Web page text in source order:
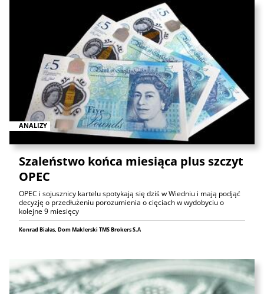
ANALIZY
Szaleństwo końca miesiąca plus szczyt
OPEC
OPEC i sojusznicy kartelu spotykają się dziś w Wiedniu i mają podjąć
decyzję o przedłużeniu porozumienia o cięciach w wydobyciu o
kolejne 9 miesięcy
Konrad Białas, Dom Maklerski TMS Brokers S.A